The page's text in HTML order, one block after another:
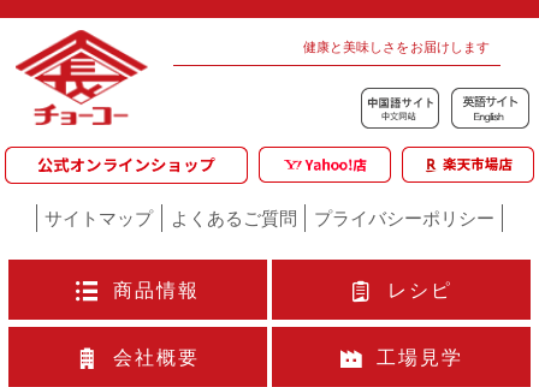
健康と美味しさをお届けします
サイトマップ よくあるご質問 プライバシーポリシー
商品情報 レシピ
会社概要 工場見学